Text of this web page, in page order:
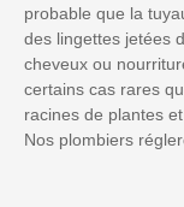
probable que la
des lingettes jetées
cheveux ou
certains cas rares
racines de plantes
Nos plombiers